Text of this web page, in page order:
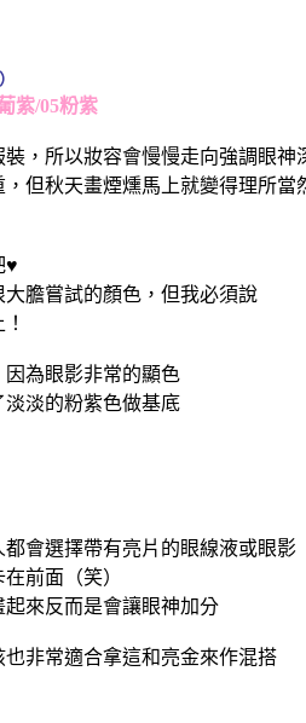
紫/05粉紫
，所以妝容會慢慢走向強調眼神
但秋天畫煙燻馬上就變得理所當
♥
膽嘗試的顏色，但我必須說
因為眼影非常的顯色
淡的粉紫色做基底
會選擇帶有亮片的眼線液或眼影
前面（笑）
來反而是會讓眼神加分
非常適合拿這和亮金來作混搭